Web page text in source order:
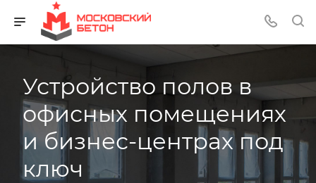
Устройство полов в
офисных помещениях
и бизнес-центрах под
ключ